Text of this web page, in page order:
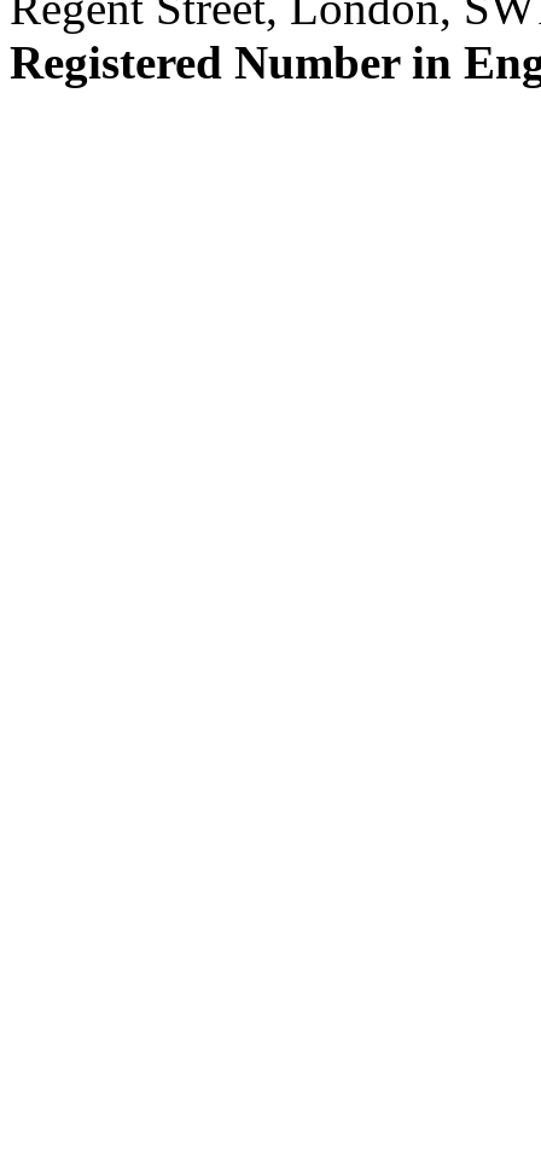
Registered Number in